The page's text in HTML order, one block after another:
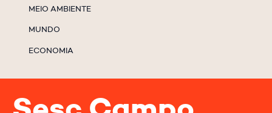
MEIO AMBIENTE
MUNDO
ECONOMIA